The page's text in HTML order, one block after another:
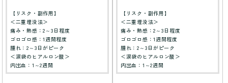
【リスク・副作用】
＜二重埋没法＞
痛み・熱感：2～3日程度
ゴロゴロ感：1週間程度
腫れ：2～3日がピーク
＜涙袋のヒアルロン酸＞
内出血：1～2週間
【リスク・副作用】
＜二重埋没法＞
痛み・熱感：2～3日程度
ゴロゴロ感：1週間程度
腫れ：2～3日がピーク
＜涙袋のヒアルロン酸＞
内出血：1～2週間